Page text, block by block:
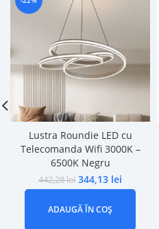
Lustra Roundie LED cu
Telecomanda Wifi 3000K –
6500K Negru
442,28lei 344,13 lei
ADAUGĂ ÎN COȘ